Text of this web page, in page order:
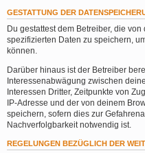
GESTATTUNG DER
Du gestattest dem Betreiber, die
spezifizierten Daten zu speichern,
können.
Darüber hinaus ist der Betreiber
Interessenabwägung zwischen
Interessen Dritter, Zeitpunkte von
IP-Adresse und der von deinem
speichern, sofern dies zur
Nachverfolgbarkeit notwendig ist.
REGELUNGEN BEZÜGLICH DER